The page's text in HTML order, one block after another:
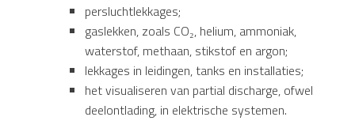
persluchtlekkages;
gaslekken, zoals CO₂, helium, ammoniak,
waterstof, methaan, stikstof en argon;
lekkages in leidingen, tanks en installaties;
het visualiseren van partial discharge, ofwel
deelontlading, in elektrische systemen.